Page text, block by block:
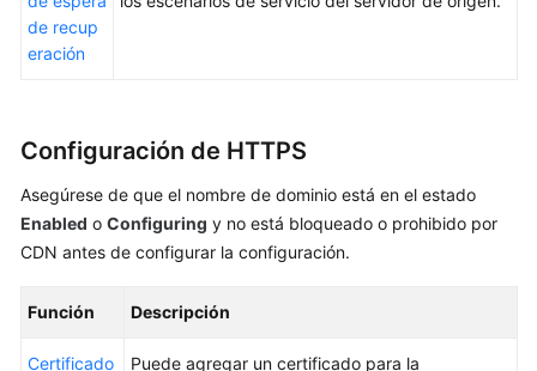
Auditoría
la
API
Preguntas
Actualmente,
de recup
eración
Configuración de HTTPS
Asegúrese de que el nombre de dominio está en el estado
Enabled o Configuring y no está bloqueado o prohibido por
CDN antes de configurar la configuración.
Función Descripción
Certificado Puede agregar un certificado para la